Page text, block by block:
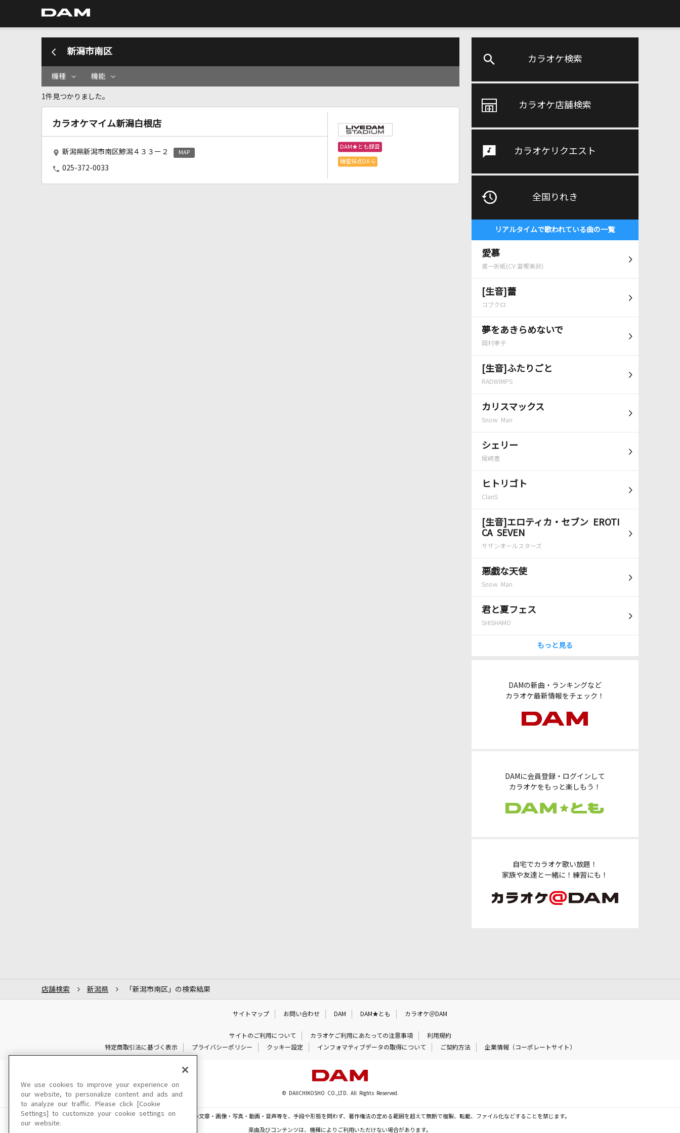
カラオケ検索
カラオケ店舗検索
カラオケリクエスト
全国りれき
リアルタイムで歌われている曲の一覧
愛慕
鳶一折紙(CV:富樫美鈴)
[生音]蕾
コブクロ
夢をあきらめないで
岡村孝子
[生音]ふたりごと
RADWIMPS
カリスマックス
Snow Man
シェリー
尾崎豊
ヒトリゴト
ClariS
[生音]エロティカ・セブン EROTI
CA SEVEN
サザンオールスターズ
悪戯な天使
Snow Man
君と夏フェス
SHISHAMO
もっと見る
DAMの新曲・ランキングなど
カラオケ最新情報をチェック！
DAMに会員登録・ログインして
カラオケをもっと楽しもう！
自宅でカラオケ歌い放題！
家族や友達と一緒に！練習にも！
新潟市南区
機種 機能
1件見つかりました。
カラオケマイム新潟白根店
新潟県新潟市南区鯵潟４３３ー２ MAP
025-372-0033
DAM★とも録音
精密採点DX-G
店舗検索 新潟県 「新潟市南区」の検索結果
サイトマップ お問い合わせ DAM DAM★とも カラオケ＠DAM
サイトのご利用について カラオケご利用にあたっての注意事項
利用規約
特定商取引法に基づく表示
プライバシーポリシー クッキー設定 インフォマティブデータの取得について ご契約方法 企業情報（コーポレートサイト）
© DAIICHIKOSHO CO.,LTD. All Rights Reserved.
このサイトに掲載されている一切の文章・画像・写真・動画・音声等を、手段や形態を問わず、著作権法の定める範囲を超えて無断で複製、転載、ファイル化などすることを禁じます。
楽曲及びコンテンツは、機種によりご利用いただけない場合があります。
We use cookies to improve your experience on
our website, to personalize content and ads and
to analyze our traffic. Please click [Cookie
Settings] to customize your cookie settings on
our website.